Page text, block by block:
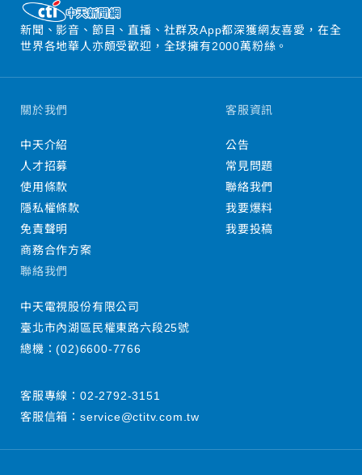
新聞、影音、節目、直播、社群及App都深獲網友喜愛，在全
世界各地華人亦頗受歡迎，全球擁有2000萬粉絲。
關於我們
中天介紹
人才招募
使用條款
隱私權條款
免責聲明
商務合作方案
客服資訊
公告
常見問題
聯絡我們
我要爆料
我要投稿
聯絡我們
中天電視股份有限公司
臺北市內湖區民權東路六段25號
總機：(02)6600-7766
客服專線： 02-2792-3151
客服信箱： service@ctitv.com.tw